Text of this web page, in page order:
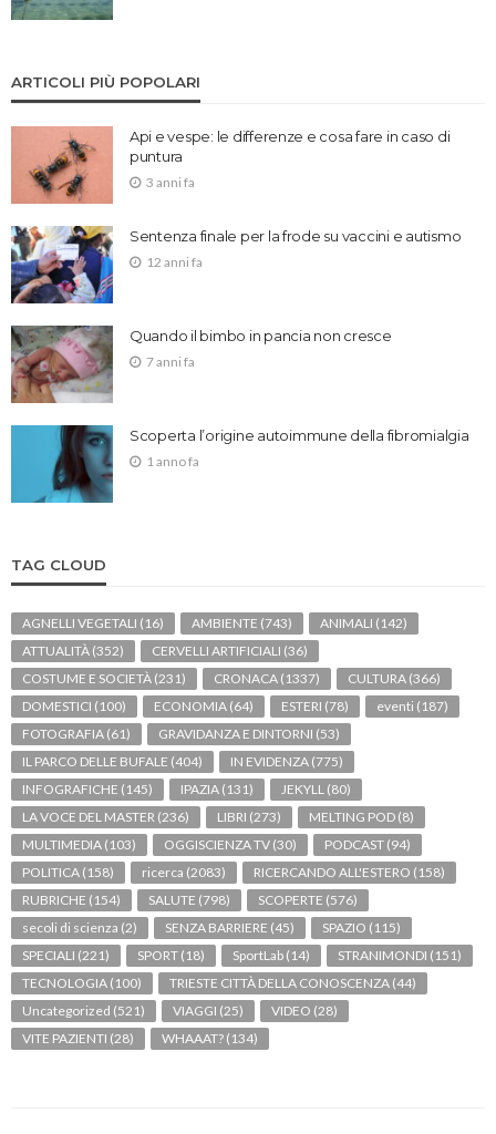
ARTICOLI PIÙ POPOLARI
Api e vespe: le differenze e cosa fare in caso di
puntura
3 anni fa
Sentenza finale per la frode su vaccini e autismo
12 anni fa
Quando il bimbo in pancia non cresce
7 anni fa
Scoperta l’origine autoimmune della fibromialgia
1 anno fa
TAG CLOUD
AGNELLI VEGETALI (16) AMBIENTE (743) ANIMALI (142)
ATTUALITÀ (352) CERVELLI ARTIFICIALI (36)
COSTUME E SOCIETÀ (231) CRONACA (1337) CULTURA (366)
DOMESTICI (100) ECONOMIA (64) ESTERI (78) eventi (187)
FOTOGRAFIA (61) GRAVIDANZA E DINTORNI (53)
IL PARCO DELLE BUFALE (404) IN EVIDENZA (775)
INFOGRAFICHE (145) IPAZIA (131) JEKYLL (80)
LA VOCE DEL MASTER (236) LIBRI (273) MELTING POD (8)
MULTIMEDIA (103) OGGISCIENZA TV (30) PODCAST (94)
POLITICA (158) ricerca (2083) RICERCANDO ALL'ESTERO (158)
RUBRICHE (154) SALUTE (798) SCOPERTE (576)
secoli di scienza (2) SENZA BARRIERE (45) SPAZIO (115)
SPECIALI (221) SPORT (18) SportLab (14) STRANIMONDI (151)
TECNOLOGIA (100) TRIESTE CITTÀ DELLA CONOSCENZA (44)
Uncategorized (521) VIAGGI (25) VIDEO (28)
VITE PAZIENTI (28) WHAAAT? (134)